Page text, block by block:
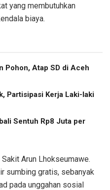
yang membutuhkan
biaya.
Pohon, Atap SD di Aceh
Partisipasi Kerja Laki-laki
Sentuh Rp8 Juta per
Arun Lhokseumawe.
sumbing gratis, sebanyak
pada unggahan sosial